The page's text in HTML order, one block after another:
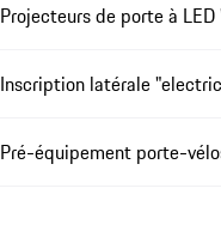
Projecteurs de porte à
Inscription latérale
Pré-équipement porte-